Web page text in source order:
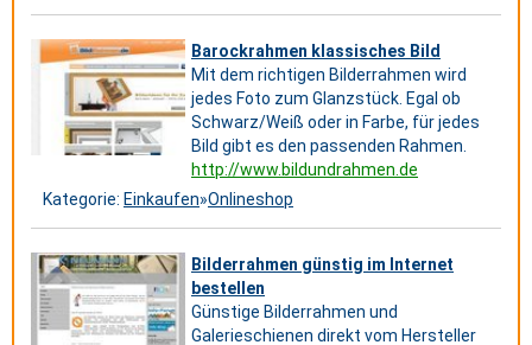
Barockrahmen klassisches Bild
Mit dem richtigen Bilderrahmen wird
jedes Foto zum Glanzstück. Egal ob
Schwarz/Weiß oder in Farbe, für jedes
Bild gibt es den passenden Rahmen.
http://www.bildundrahmen.de
Kategorie: Einkaufen»Onlineshop
Bilderrahmen günstig im Internet
bestellen
Günstige Bilderrahmen und
Galerieschienen direkt vom Hersteller